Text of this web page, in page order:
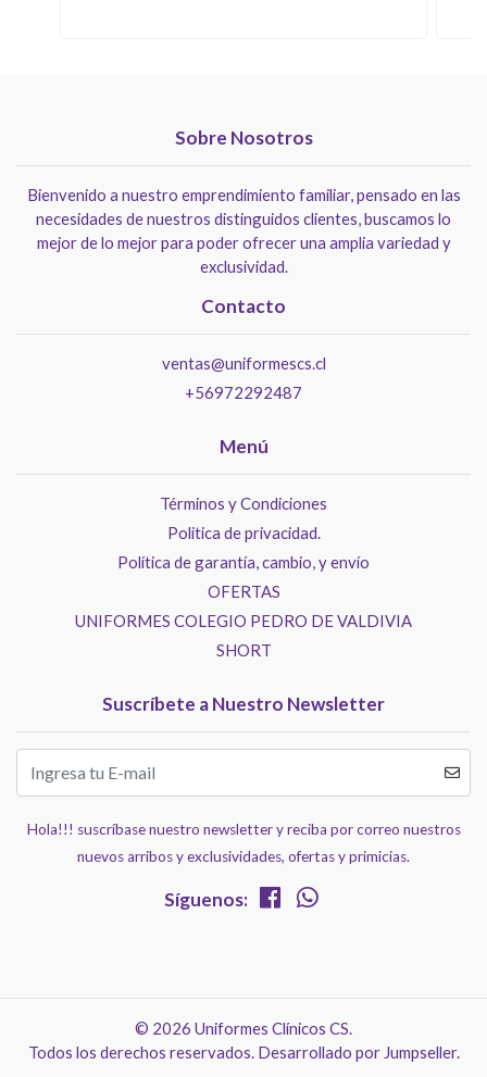
Sobre Nosotros
Bienvenido a nuestro emprendimiento familiar, pensado en las
necesidades de nuestros distinguidos clientes, buscamos lo
mejor de lo mejor para poder ofrecer una amplia variedad y
exclusividad.
Contacto
ventas@uniformescs.cl
+56972292487
Menú
Términos y Condiciones
Politica de privacidad.
Política de garantía, cambio, y envío
OFERTAS
UNIFORMES COLEGIO PEDRO DE VALDIVIA
SHORT
Suscríbete a Nuestro Newsletter
Hola!!! suscríbase nuestro newsletter y reciba por correo nuestros
nuevos arribos y exclusividades, ofertas y primicias.
Síguenos:
© 2026 Uniformes Clínicos CS.
Todos los derechos reservados. Desarrollado por Jumpseller.